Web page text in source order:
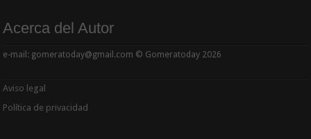
Acerca del Autor
e-mail: gomeratoday@gmail.com © Gomeratoday 2026
Aviso legal
Política de privacidad